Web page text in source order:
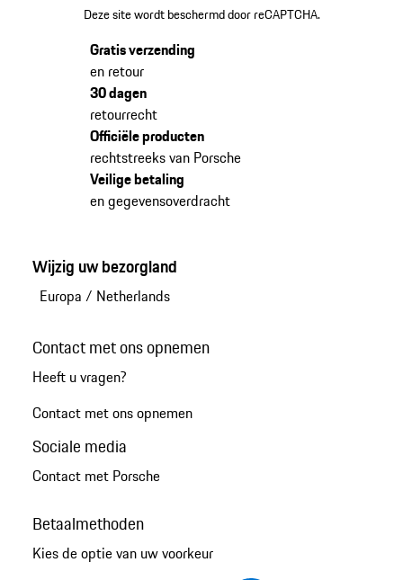
Deze site wordt beschermd door reCAPTCHA.
Gratis verzending
en retour
30 dagen
retourrecht
Officiële producten
rechtstreeks van Porsche
Veilige betaling
en gegevensoverdracht
Wijzig uw bezorgland
Europa / Netherlands
Contact met ons opnemen
Heeft u vragen?
Contact met ons opnemen
Sociale media
Contact met Porsche
Betaalmethoden
Kies de optie van uw voorkeur